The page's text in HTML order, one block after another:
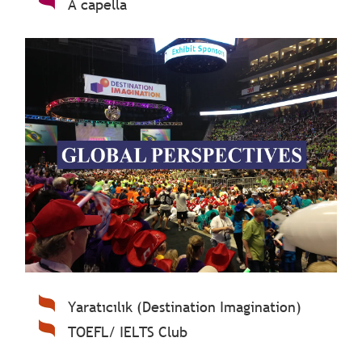
A capella
Yaratıcılık (Destination Imagination)
TOEFL/ IELTS Club